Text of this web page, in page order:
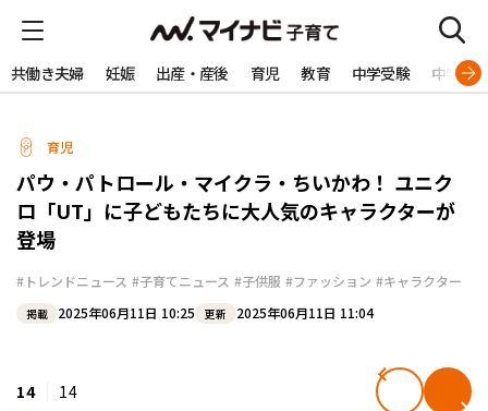
共働き夫婦 妊娠 出産・産後 育児 教育 中学受験 中学生
育児
パウ・パトロール・マイクラ・ちいかわ！ ユニク
ロ「UT」に子どもたちに大人気のキャラクターが
登場
#トレンドニュース #子育てニュース #子供服 #ファッション #キャラクター
掲載 2025年06月11日 10:25 更新 2025年06月11日 11:04
14 14